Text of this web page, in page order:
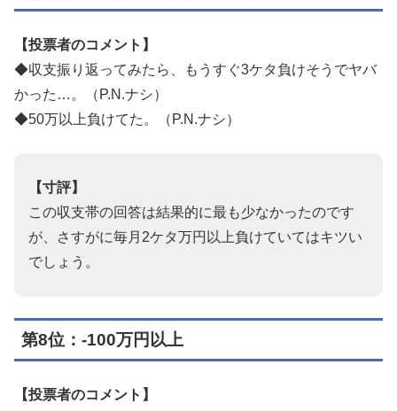
【投票者のコメント】
◆収支振り返ってみたら、もうすぐ3ケタ負けそうでヤバ
かった…。（P.N.ナシ）
◆50万以上負けてた。（P.N.ナシ）
【寸評】
この収支帯の回答は結果的に最も少なかったのです
が、さすがに毎月2ケタ万円以上負けていてはキツい
でしょう。
第8位：-100万円以上
【投票者のコメント】